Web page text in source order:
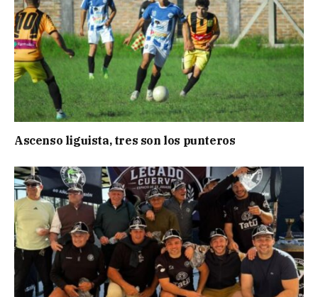
Ascenso liguista, tres son los punteros